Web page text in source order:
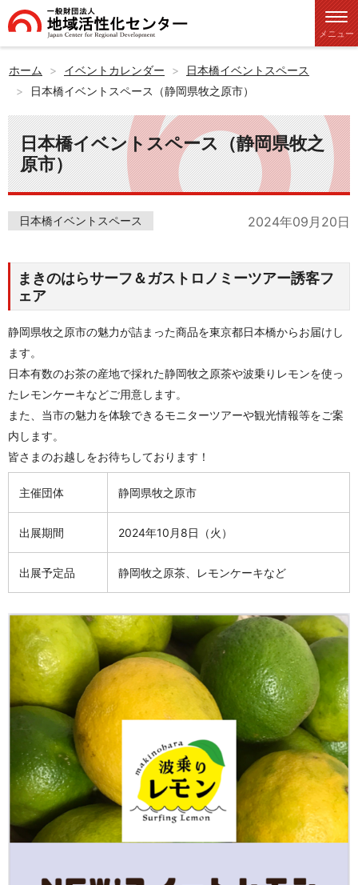
メニュー
ホーム イベントカレンダー
日本橋イベントスペース
日本橋イベントスペース（静岡県牧之原市）
日本橋イベントスペース（静岡県牧之
原市）
日本橋イベントスペース 2024年09月20日
まきのはらサーフ＆ガストロノミーツアー誘客フ
ェア
静岡県牧之原市の魅力が詰まった商品を東京都日本橋からお届けし
ます。
日本有数のお茶の産地で採れた静岡牧之原茶や波乗りレモンを使っ
たレモンケーキなどご用意します。
また、当市の魅力を体験できるモニターツアーや観光情報等をご案
内します。
皆さまのお越しをお待ちしております！
主催団体 静岡県牧之原市
出展期間 2024年10月8日（火）
出展予定品 静岡牧之原茶、レモンケーキなど